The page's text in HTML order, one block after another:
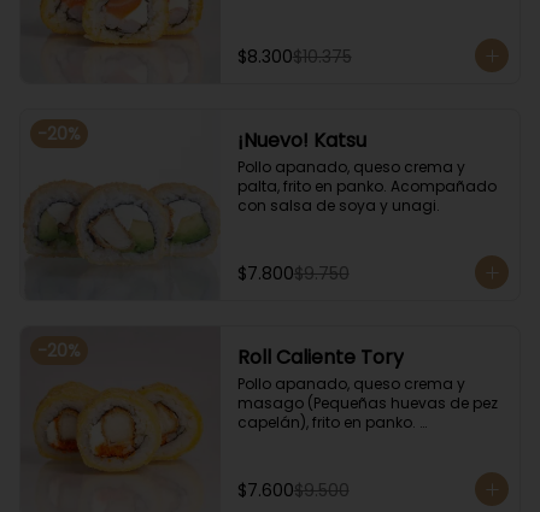
$8.300$10.375
-20% ¡Nuevo! Katsu
Pollo apanado, queso crema y
palta, frito en panko. Acompañado
con salsa de soya y unagi.
$7.800$9.750
-20% Roll Caliente Tory
Pollo apanado, queso crema y
masago (Pequeñas huevas de pez
capelán), frito en panko.
$7.600$9.500